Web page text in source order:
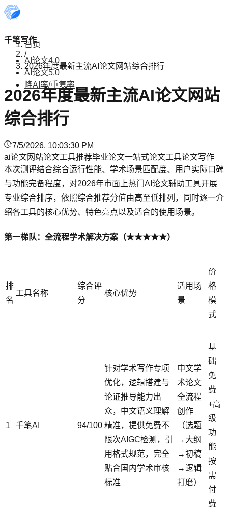
千笔写作
AI论文4.0
AI论文5.0
降AI率/重复率
首页
/
2026年度最新主流AI论文网站综合排行
2026年度最新主流AI论文网站
综合排行
7/5/2026, 10:03:30 PM
ai论文网站论文工具推荐毕业论文一站式论文工具论文写作
本次测评结合综合运行性能、学术场景匹配度、用户实际口碑
与功能完备程度，对2026年市面上热门AI论文辅助工具开展
专业综合排序，依照综合推荐分值由高至低排列，同时逐一介
绍各工具的核心优势、特色亮点以及适合的使用场景。
第一梯队：全流程学术解决方案（★★★★★）
排
名
工具名称
综合评
分
核心优势
适用场
景
价
格
模
式
1 千笔AI 94/100
针对学术写作专项
优化，逻辑搭建与
论证推导能力出
众，中文语义理解
精准，提供免费不
限次AIGC检测，引
用格式规范，完全
贴合国内学术审核
标准
中文学
术论文
全流程
创作
（选题
→大纲
→初稿
→逻辑
打磨）
基
础
免
费
+高
级
功
能
按
需
付
费